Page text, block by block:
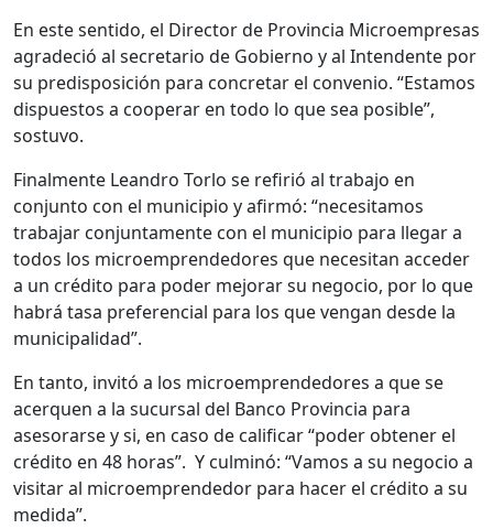
En este sentido, el Director de Provincia Microempresas
agradeció al secretario de Gobierno y al Intendente por
su predisposición para concretar el convenio. “Estamos
dispuestos a cooperar en todo lo que sea posible”,
sostuvo.
Finalmente Leandro Torlo se refirió al trabajo en
conjunto con el municipio y afirmó: “necesitamos
trabajar conjuntamente con el municipio para llegar a
todos los microemprendedores que necesitan acceder
a un crédito para poder mejorar su negocio, por lo que
habrá tasa preferencial para los que vengan desde la
municipalidad”.
En tanto, invitó a los microemprendedores a que se
acerquen a la sucursal del Banco Provincia para
asesorarse y si, en caso de calificar “poder obtener el
crédito en 48 horas”. Y culminó: “Vamos a su negocio a
visitar al microemprendedor para hacer el crédito a su
medida”.